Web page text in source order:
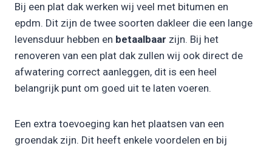
Bij een plat dak werken wij veel met bitumen en
epdm. Dit zijn de twee soorten dakleer die een lange
levensduur hebben en betaalbaar zijn. Bij het
renoveren van een plat dak zullen wij ook direct de
afwatering correct aanleggen, dit is een heel
belangrijk punt om goed uit te laten voeren.
Een extra toevoeging kan het plaatsen van een
groendak zijn. Dit heeft enkele voordelen en bij